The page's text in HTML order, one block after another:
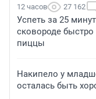
12 часов 27 162
Успеть за 25
сковороде
пиццы
Накипело у
осталась быть